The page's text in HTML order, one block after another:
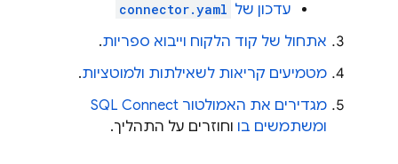
עדכון של connector.yaml
אתחול של קוד הלקוח וייבוא ספריות.
מטמיעים קריאות לשאילתות ולמוטציות.
מגדירים את האמולטור SQL Connect
ומשתמשים בו וחוזרים על התהליך.